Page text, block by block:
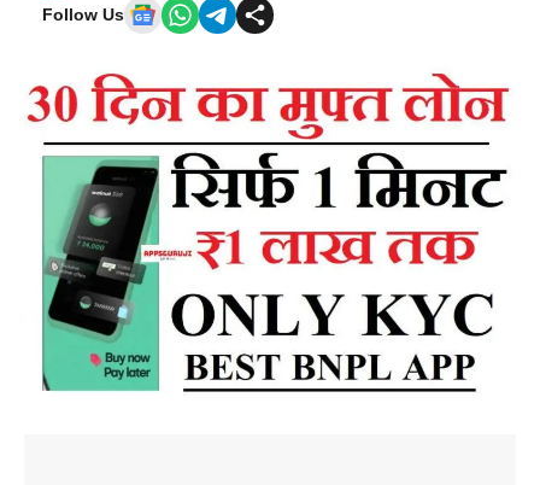
Follow Us